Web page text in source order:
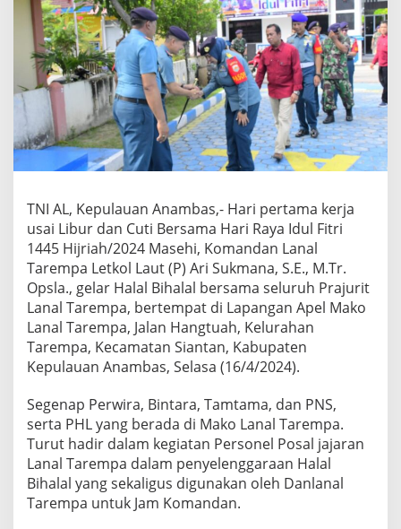
m
a
K
e
r
j
a
,
D
a
n
a
n
a
l
T
a
r
e
m
p
a
e
l
a
r
H
a
l
a
TNI AL, Kepulauan Anambas,- Hari pertama kerja
usai Libur dan Cuti Bersama Hari Raya Idul Fitri
1445 Hijriah/2024 Masehi, Komandan Lanal
Tarempa Letkol Laut (P) Ari Sukmana, S.E., M.Tr.
Opsla., gelar Halal Bihalal bersama seluruh Prajurit
Lanal Tarempa, bertempat di Lapangan Apel Mako
Lanal Tarempa, Jalan Hangtuah, Kelurahan
Tarempa, Kecamatan Siantan, Kabupaten
Kepulauan Anambas, Selasa (16/4/2024).
Segenap Perwira, Bintara, Tamtama, dan PNS,
serta PHL yang berada di Mako Lanal Tarempa.
Turut hadir dalam kegiatan Personel Posal jajaran
Lanal Tarempa dalam penyelenggaraan Halal
Bihalal yang sekaligus digunakan oleh Danlanal
Tarempa untuk Jam Komandan.